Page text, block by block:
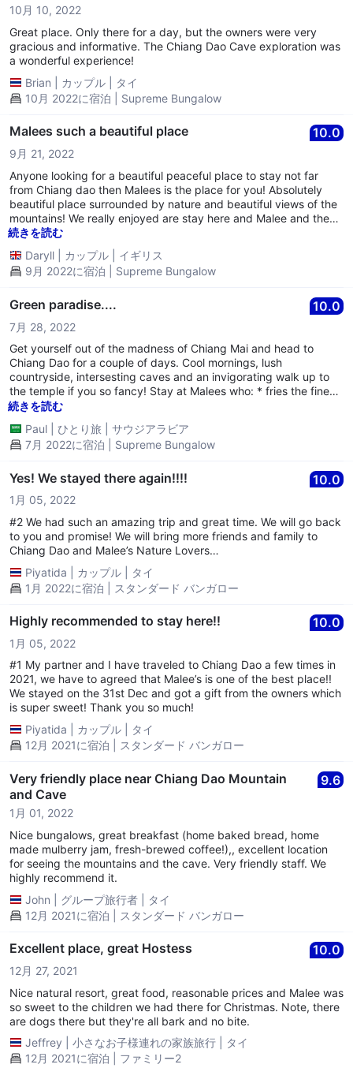
10月 10, 2022
Great place. Only there for a day, but the owners were very
gracious and informative. The Chiang Dao Cave exploration was
a wonderful experience!
Brian
カップル
タイ
10月 2022に宿泊 | Supreme Bungalow
Malees such a beautiful place 10.0
9月 21, 2022
Anyone looking for a beautiful peaceful place to stay not far
from Chiang dao then Malees is the place for you! Absolutely
beautiful place surrounded by nature and beautiful views of the
mountains! We really enjoyed are stay here and Malee and the
staff are such amazing people! So helpful and friendly,
breakfast was delicious everyday! We didn't want to
leave........thank you Malee for being such an amazing host!!
続きを読む
Daryll
カップル
イギリス
9月 2022に宿泊 | Supreme Bungalow
Green paradise.... 10.0
7月 28, 2022
Get yourself out of the madness of Chiang Mai and head to
Chiang Dao for a couple of days. Cool mornings, lush
countryside, intersesting caves and an invigorating walk up to
the temple if you so fancy! Stay at Malees who: * fries the finest
eggs for your breakfast * rents out scooters so you can cruise
the amazing countryside and stop for more coffees * go bird
watching from the balcony of you bungalow. Her garden
stretches 200 metres and is more like a forest!
続きを読む
Paul
ひとり旅
サウジアラビア
7月 2022に宿泊 | Supreme Bungalow
Yes! We stayed there again!!!! 10.0
1月 05, 2022
#2 We had such an amazing trip and great time. We will go back
to you and promise! We will bring more friends and family to
Chiang Dao and Malee’s Nature Lovers…
Piyatida
カップル
タイ
1月 2022に宿泊 | スタンダード バンガロー
Highly recommended to stay here!! 10.0
1月 05, 2022
#1 My partner and I have traveled to Chiang Dao a few times in
2021, we have to agreed that Malee’s is one of the best place!!
We stayed on the 31st Dec and got a gift from the owners which
is super sweet! Thank you so much!
Piyatida
カップル
タイ
12月 2021に宿泊 | スタンダード バンガロー
Very friendly place near Chiang Dao Mountain
and Cave
9.6
1月 01, 2022
Nice bungalows, great breakfast (home baked bread, home
made mulberry jam, fresh-brewed coffee!),, excellent location
for seeing the mountains and the cave. Very friendly staff. We
highly recommend it.
John
グループ旅行者
タイ
12月 2021に宿泊 | スタンダード バンガロー
Excellent place, great Hostess 10.0
12月 27, 2021
Nice natural resort, great food, reasonable prices and Malee was
so sweet to the children we had there for Christmas. Note, there
are dogs there but they're all bark and no bite.
Jeffrey
小さなお子様連れの家族旅行
タイ
12月 2021に宿泊 | ファミリー2